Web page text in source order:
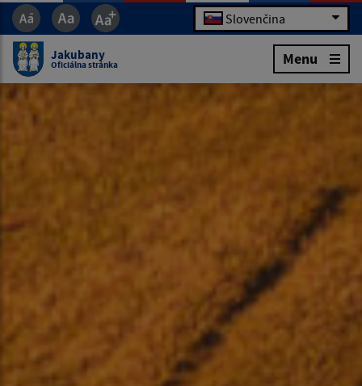
Slovenčina
Jakubany
Oficiálna stránka Menu